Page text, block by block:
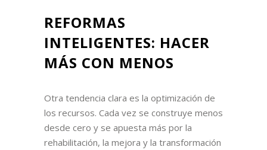
REFORMAS
INTELIGENTES: HACER
MÁS CON MENOS
Otra tendencia clara es la optimización de
los recursos. Cada vez se construye menos
desde cero y se apuesta más por la
rehabilitación, la mejora y la transformación